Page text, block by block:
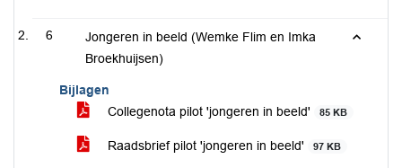
6
Jongeren in beeld (Wemke Flim en Imka
Broekhuijsen)
Bijlagen
Collegenota pilot 'jongeren in beeld'
85 KB
Raadsbrief pilot 'jongeren in beeld' 97 KB